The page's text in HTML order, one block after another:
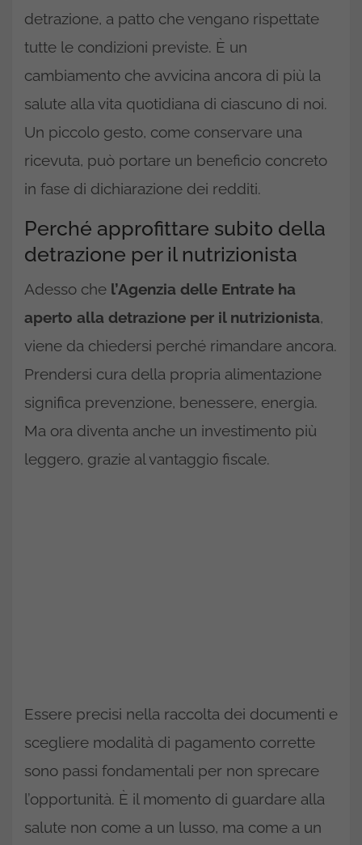
detrazione, a patto che vengano rispettate
tutte le condizioni previste. È un
cambiamento che avvicina ancora di più la
salute alla vita quotidiana di ciascuno di noi.
Un piccolo gesto, come conservare una
ricevuta, può portare un beneficio concreto
in fase di dichiarazione dei redditi.
Perché approfittare subito della
detrazione per il nutrizionista
Adesso che l’Agenzia delle Entrate ha
aperto alla detrazione per il nutrizionista,
viene da chiedersi perché rimandare ancora.
Prendersi cura della propria alimentazione
significa prevenzione, benessere, energia.
Ma ora diventa anche un investimento più
leggero, grazie al vantaggio fiscale.
Essere precisi nella raccolta dei documenti e
scegliere modalità di pagamento corrette
sono passi fondamentali per non sprecare
l’opportunità. È il momento di guardare alla
salute non come a un lusso, ma come a un